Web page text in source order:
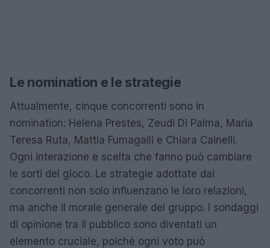
Le nomination e le strategie
Attualmente, cinque concorrenti sono in
nomination: Helena Prestes, Zeudi Di Palma, Maria
Teresa Ruta, Mattia Fumagalli e Chiara Cainelli.
Ogni interazione e scelta che fanno può cambiare
le sorti del gioco. Le strategie adottate dai
concorrenti non solo influenzano le loro relazioni,
ma anche il morale generale del gruppo. I sondaggi
di opinione tra il pubblico sono diventati un
elemento cruciale, poiché ogni voto può